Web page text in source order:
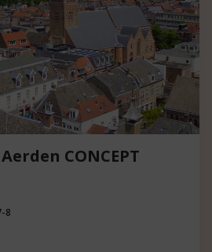
CONCEPT
8